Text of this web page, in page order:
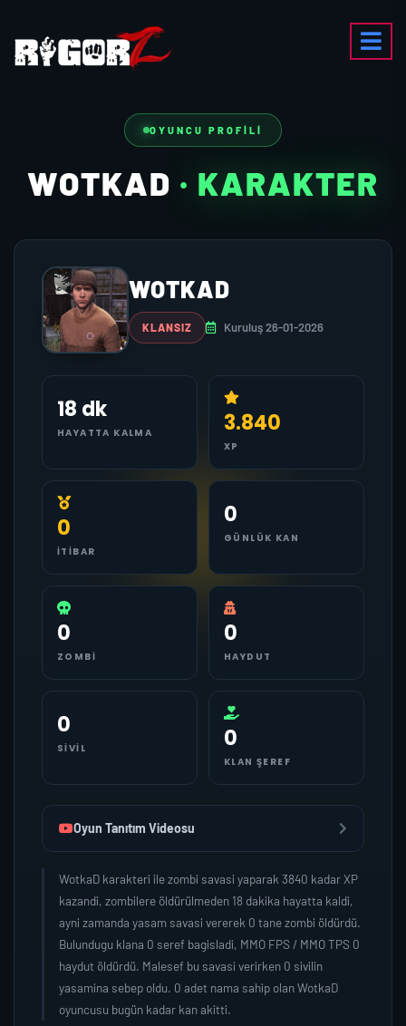
OYUNCU PROFILI
WOTKAD · KARAKTER
WOTKAD
KLANSIZ Kuruluş 26-01-2026
18 dk
HAYATTA KALMA 3.840
XP
0
İTIBAR
0
GÜNLÜK KAN
0
ZOMBI
0
HAYDUT
0
SIVIL 0
KLAN ŞEREF
Oyun Tanıtım Videosu
WotkaD karakteri ile zombi savasi yaparak 3840 kadar XP
kazandi, zombilere öldürülmeden 18 dakika hayatta kaldi,
ayni zamanda yasam savasi vererek 0 tane zombi öldürdü.
Bulundugu klana 0 seref bagisladi, MMO FPS / MMO TPS 0
haydut öldürdü. Malesef bu savasi verirken 0 sivilin
yasamina sebep oldu. 0 adet nama sahip olan WotkaD
oyuncusu bugün kadar kan akitti.